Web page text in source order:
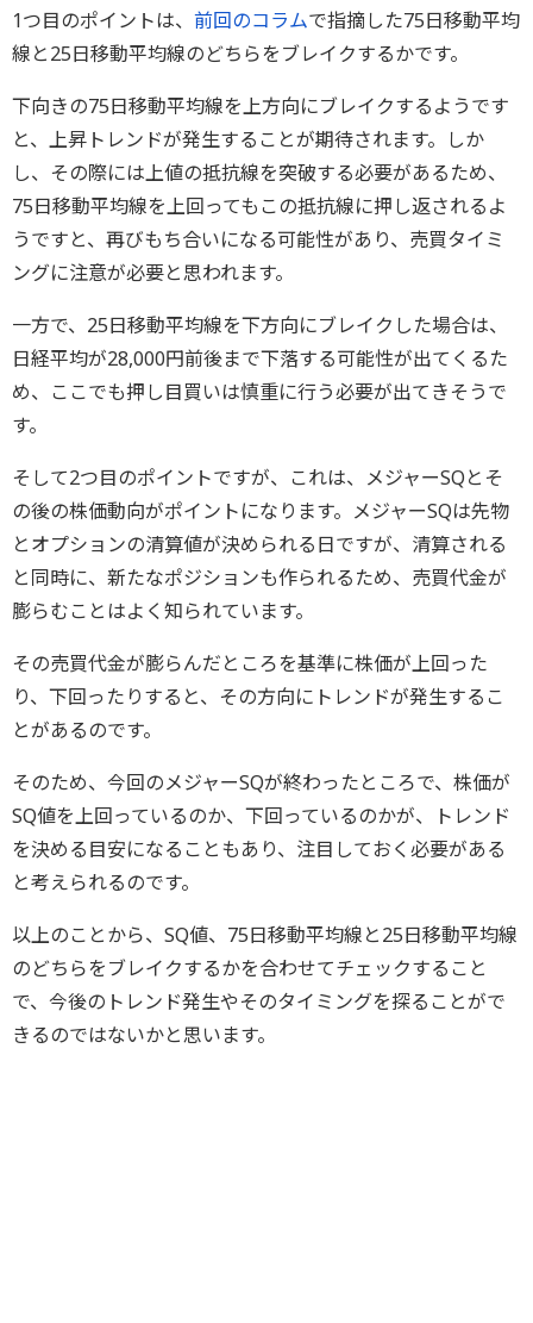
1つ目のポイントは、 前回のコラムで指摘した75日移動平均
線と25日移動平均線のどちらをブレイクするかです。
下向きの75日移動平均線を上方向にブレイクするようです
と、上昇トレンドが発生することが期待されます。しか
し、その際には上値の抵抗線を突破する必要があるため、
75日移動平均線を上回ってもこの抵抗線に押し返されるよ
うですと、再びもち合いになる可能性があり、売買タイミ
ングに注意が必要と思われます。
一方で、25日移動平均線を下方向にブレイクした場合は、
日経平均が28,000円前後まで下落する可能性が出てくるた
め、ここでも押し目買いは慎重に行う必要が出てきそうで
す。
そして2つ目のポイントですが、これは、メジャーSQとそ
の後の株価動向がポイントになります。メジャーSQは先物
とオプションの清算値が決められる日ですが、清算される
と同時に、新たなポジションも作られるため、売買代金が
膨らむことはよく知られています。
その売買代金が膨らんだところを基準に株価が上回った
り、下回ったりすると、その方向にトレンドが発生するこ
とがあるのです。
そのため、今回のメジャーSQが終わったところで、株価が
SQ値を上回っているのか、下回っているのかが、トレンド
を決める目安になることもあり、注目しておく必要がある
と考えられるのです。
以上のことから、SQ値、75日移動平均線と25日移動平均線
のどちらをブレイクするかを合わせてチェックすること
で、今後のトレンド発生やそのタイミングを探ることがで
きるのではないかと思います。